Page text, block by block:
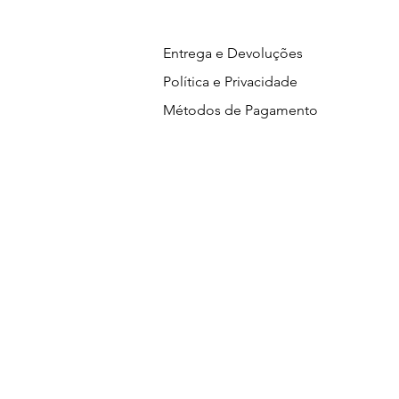
Entrega e Devoluções
Política e Privacidade
Métodos de Pagamento